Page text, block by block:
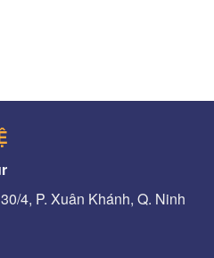
4, P. Xuân Khánh, Q. Ninh